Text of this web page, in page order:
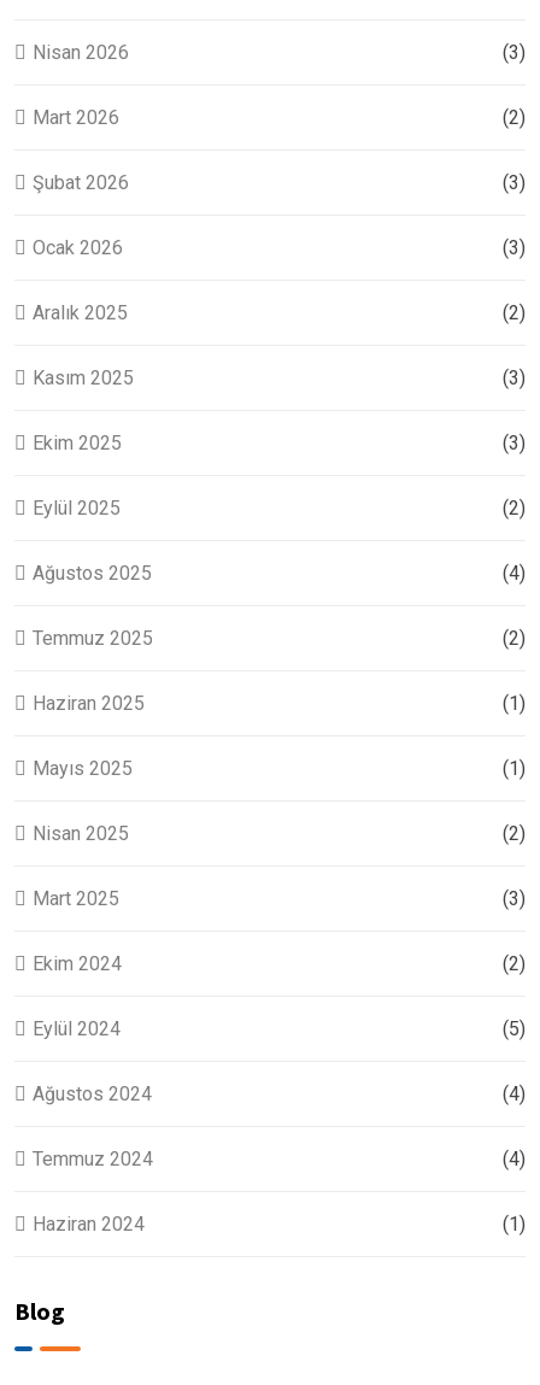
Nisan 2026 (3)
Mart 2026 (2)
Şubat 2026 (3)
Ocak 2026 (3)
Aralık 2025 (2)
Kasım 2025 (3)
Ekim 2025 (3)
Eylül 2025 (2)
Ağustos 2025 (4)
Temmuz 2025 (2)
Haziran 2025 (1)
Mayıs 2025 (1)
Nisan 2025 (2)
Mart 2025 (3)
Ekim 2024 (2)
Eylül 2024 (5)
Ağustos 2024 (4)
Temmuz 2024 (4)
Haziran 2024 (1)
Blog